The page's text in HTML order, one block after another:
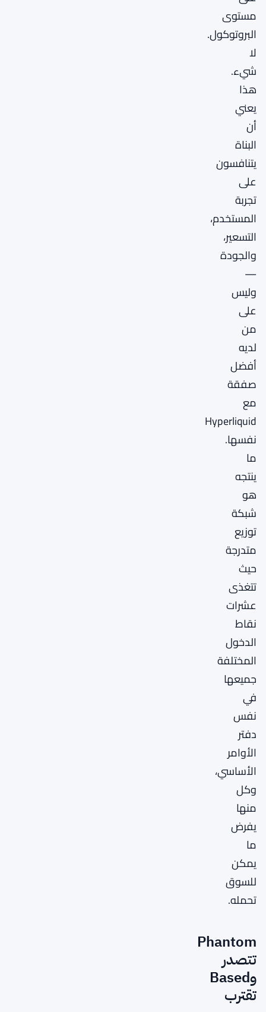
مستوى
البروتوكول.
لا
شيء.
هذا
يعني
أن
البناة
يتنافسون
على
تجربة
المستخدم،
التسعير،
والجودة
—
وليس
على
من
لديه
أفضل
صفقة
مع
Hyperliquid
نفسها.
ما
ينتجه
هو
شبكة
توزيع
متدرجة
حيث
تتغذى
عشرات
نقاط
الدخول
المختلفة
جميعها
في
نفس
دفتر
الأوامر
الأساسي،
وكل
منها
يفرض
ما
يمكن
للسوق
تحمله.
Phantom
تتصدر
وBased
تقترب